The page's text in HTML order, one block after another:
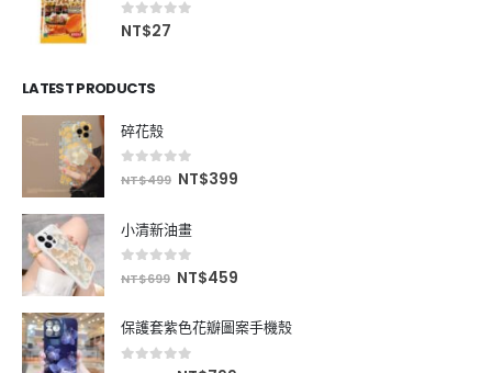
0out of 5
NT$27
LATEST PRODUCTS
碎花殼
out of 5
NT$499 NT$399
小清新油畫
out of 5
NT$699 NT$459
保護套紫色花瓣圖案手機殼